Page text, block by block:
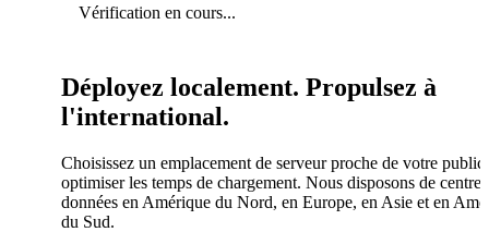
Vérification en cours...
Déployez localement. Propulsez à
l'international.
Choisissez un emplacement de serveur proche de votre
optimiser les temps de chargement. Nous disposons de
données en Amérique du Nord, en Europe, en Asie et en
du Sud.